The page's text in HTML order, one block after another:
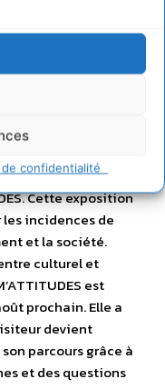
de confidentialité
une exposition
Cette exposition
incidences de
et la société.
culturel et
est
prochain. Elle a
devient
parcours grâce à
et des questions